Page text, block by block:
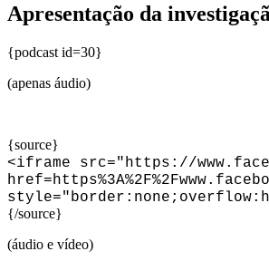
Apresentação da
{podcast id=30}
(apenas áudio)
{source}
<iframe src="https://
{/source}
(áudio e vídeo)